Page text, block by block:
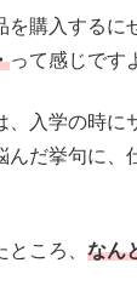
購入するに
って感じです
、入学の時に
んだ挙句に、
ころ、 なん